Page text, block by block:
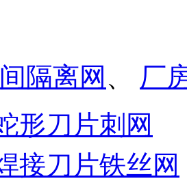
隔离网 、 厂
形刀片刺网
接刀片铁丝网